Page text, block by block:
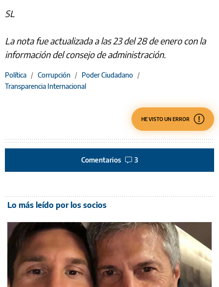
SL
La nota fue actualizada a las 23 del 28 de enero con la
información del consejo de administración.
Política / Corrupción / Poder Ciudadano /
Transparencia Internacional
HE VISTO UN ERROR
Comentarios 3
Lo más leído por los socios